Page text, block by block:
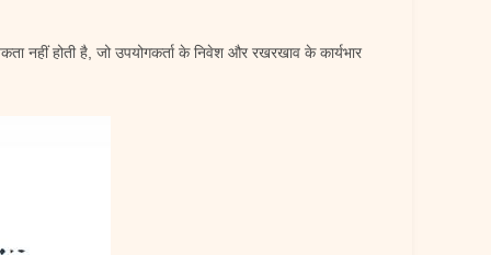
नहीं होती है, जो उपयोगकर्ता के निवेश और रखरखाव के कार्यभार